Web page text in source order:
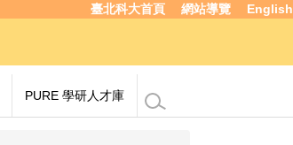
臺北科大首頁 網站導覽 English
PURE 學研人才庫